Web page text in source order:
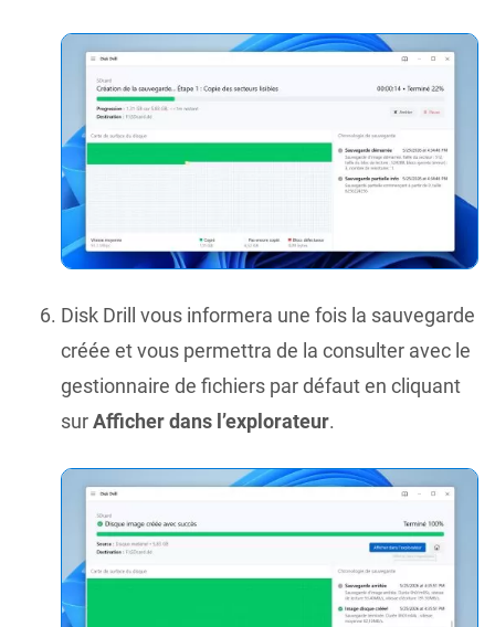
Disk Drill vous informera une fois la sauvegarde
créée et vous permettra de la consulter avec le
gestionnaire de fichiers par défaut en cliquant
surAfficher dans l’explorateur.